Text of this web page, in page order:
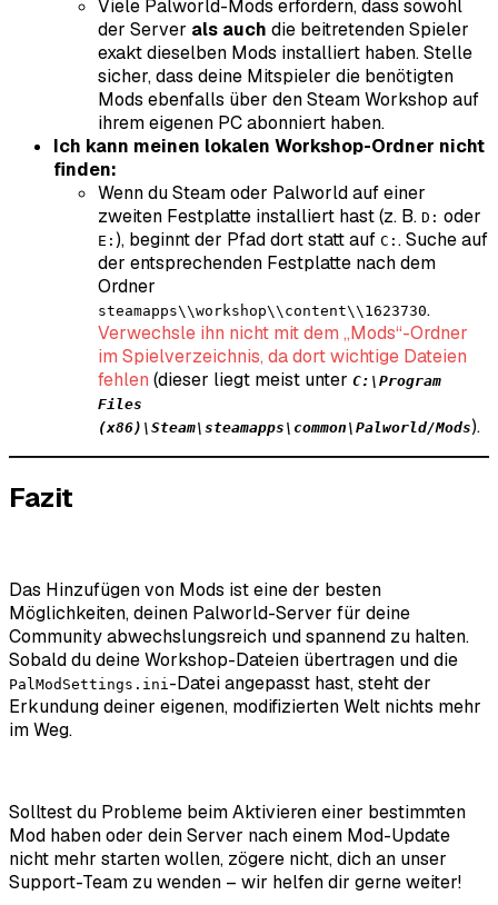
Viele Palworld-Mods erfordern, dass sowohl
der Server als auch die beitretenden Spieler
exakt dieselben Mods installiert haben. Stelle
sicher, dass deine Mitspieler die benötigten
Mods ebenfalls über den Steam Workshop auf
ihrem eigenen PC abonniert haben.
Ich kann meinen lokalen Workshop-Ordner nicht
finden:
Wenn du Steam oder Palworldauf einer
zweiten Festplatte installiert hast (z. B. D: oder
E: ), beginnt der Pfad dort statt auf C: . Suche auf
der entsprechenden Festplatte nach dem
Ordner
steamapps\\workshop\\content\\1623730.
Verwechsle ihn nicht mit dem „Mods“-Ordner
im Spielverzeichnis, da dort wichtige Dateien
fehlen (dieser liegt meist unter C:\Program
Files
(x86)\Steam\steamapps\common\Palworld/Mods).
Fazit
Das Hinzufügen von Mods ist eine der besten
Möglichkeiten, deinen Palworld-Server für deine
Community abwechslungsreich und spannend zu halten.
Sobald du deine Workshop-Dateien übertragen und die
PalModSettings.ini -Datei angepasst hast, steht der
Erkundung deiner eigenen, modifizierten Welt nichts mehr
im Weg.
Solltest du Probleme beim Aktivieren einer bestimmten
Mod haben oder dein Server nach einem Mod-Update
nicht mehr starten wollen, zögere nicht, dich an unser
Support-Team zu wenden – wir helfen dir gerne weiter!